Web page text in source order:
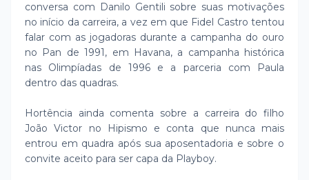
conversa com Danilo Gentili sobre suas motivações
no início da carreira, a vez em que Fidel Castro tentou
falar com as jogadoras durante a campanha do ouro
no Pan de 1991, em Havana, a campanha histórica
nas Olimpíadas de 1996 e a parceria com Paula
dentro das quadras.
Hortência ainda comenta sobre a carreira do filho
João Victor no Hipismo e conta que nunca mais
entrou em quadra após sua aposentadoria e sobre o
convite aceito para ser capa da Playboy.